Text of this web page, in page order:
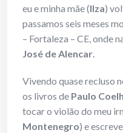
eu e minha mãe (Ilza)
passamos seis meses
– Fortaleza – CE, onde
José de Alencar.
Vivendo quase recluso
os livros de Paulo
tocar o violão do meu
Montenegro) e